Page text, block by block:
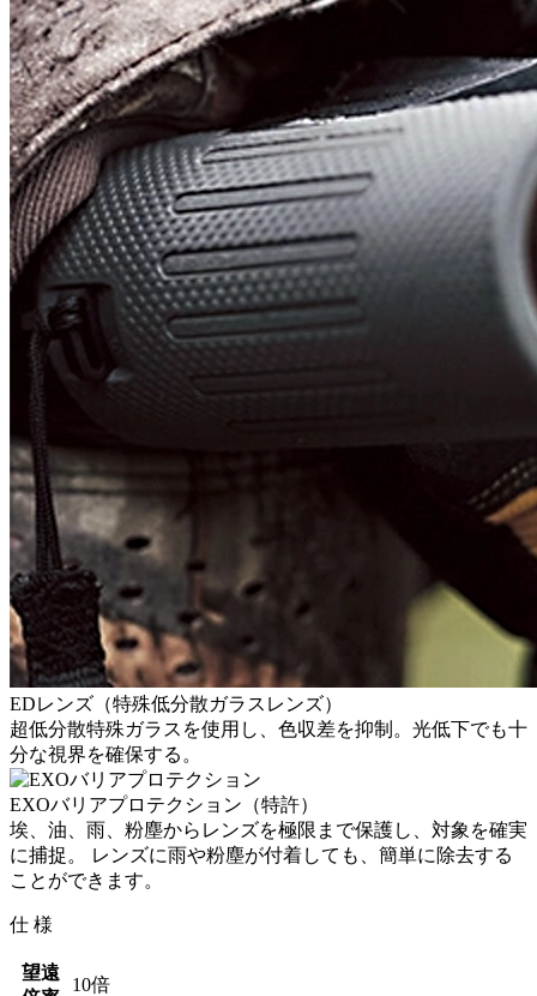
EDレンズ（特殊低分散ガラスレンズ）
超低分散特殊ガラスを使用し、色収差を抑制。光低下でも十
分な視界を確保する。
EXOバリアプロテクション（特許）
埃、油、雨、粉塵からレンズを極限まで保護し、対象を確実
に捕捉。 レンズに雨や粉塵が付着しても、簡単に除去する
ことができます。
仕 様
望遠
10倍